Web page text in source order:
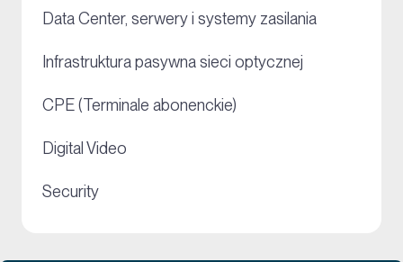
Data Center, serwery i systemy zasilania
Infrastruktura pasywna sieci optycznej
CPE (Terminale abonenckie)
Digital Video
Security